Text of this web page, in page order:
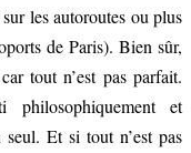
les autoroutes ou plus
de Paris). Bien sûr,
tout n’est pas parfait.
philosophiquement et
Et si tout n’est pas